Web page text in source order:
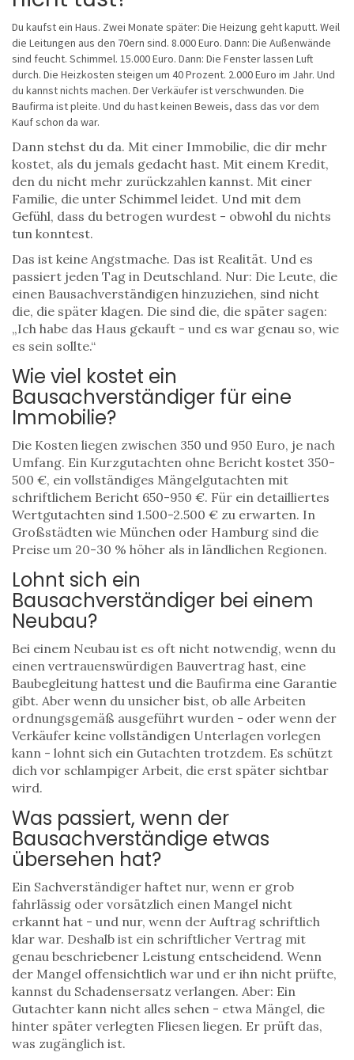
Du kaufst ein Haus. Zwei Monate später: Die Heizung geht kaputt. Weil
die Leitungen aus den 70ern sind. 8.000 Euro. Dann: Die Außenwände
sind feucht. Schimmel. 15.000 Euro. Dann: Die Fenster lassen Luft
durch. Die Heizkosten steigen um 40 Prozent. 2.000 Euro im Jahr. Und
du kannst nichts machen. Der Verkäufer ist verschwunden. Die
Baufirma ist pleite. Und du hast keinen Beweis, dass das vor dem
Kauf schon da war.
Dann stehst du da. Mit einer Immobilie, die dir mehr
kostet, als du jemals gedacht hast. Mit einem Kredit,
den du nicht mehr zurückzahlen kannst. Mit einer
Familie, die unter Schimmel leidet. Und mit dem
Gefühl, dass du betrogen wurdest - obwohl du nichts
tun konntest.
Das ist keine Angstmache. Das ist Realität. Und es
passiert jeden Tag in Deutschland. Nur: Die Leute, die
einen Bausachverständigen hinzuziehen, sind nicht
die, die später klagen. Die sind die, die später sagen:
„Ich habe das Haus gekauft - und es war genau so, wie
es sein sollte.“
Wie viel kostet ein
Bausachverständiger für eine
Immobilie?
Die Kosten liegen zwischen 350 und 950 Euro, je nach
Umfang. Ein Kurzgutachten ohne Bericht kostet 350-
500 €, ein vollständiges Mängelgutachten mit
schriftlichem Bericht 650-950 €. Für ein detailliertes
Wertgutachten sind 1.500-2.500 € zu erwarten. In
Großstädten wie München oder Hamburg sind die
Preise um 20-30 % höher als in ländlichen Regionen.
Lohnt sich ein
Bausachverständiger bei einem
Neubau?
Bei einem Neubau ist es oft nicht notwendig, wenn du
einen vertrauenswürdigen Bauvertrag hast, eine
Baubegleitung hattest und die Baufirma eine Garantie
gibt. Aber wenn du unsicher bist, ob alle Arbeiten
ordnungsgemäß ausgeführt wurden - oder wenn der
Verkäufer keine vollständigen Unterlagen vorlegen
kann - lohnt sich ein Gutachten trotzdem. Es schützt
dich vor schlampiger Arbeit, die erst später sichtbar
wird.
Was passiert, wenn der
Bausachverständige etwas
übersehen hat?
Ein Sachverständiger haftet nur, wenn er grob
fahrlässig oder vorsätzlich einen Mangel nicht
erkannt hat - und nur, wenn der Auftrag schriftlich
klar war. Deshalb ist ein schriftlicher Vertrag mit
genau beschriebener Leistung entscheidend. Wenn
der Mangel offensichtlich war und er ihn nicht prüfte,
kannst du Schadensersatz verlangen. Aber: Ein
Gutachter kann nicht alles sehen - etwa Mängel, die
hinter später verlegten Fliesen liegen. Er prüft das,
was zugänglich ist.